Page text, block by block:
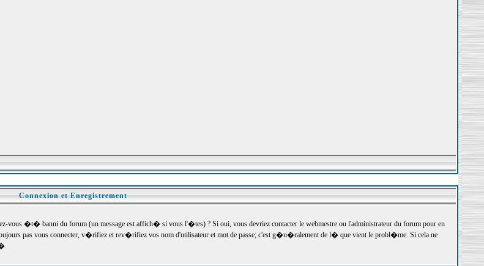
Connexion et Enregistrement
vous �t� banni du forum (un message est affich� si vous l'�tes) ? Si oui, vous devriez contacter le webmestre ou l'administrateur du forum pour en
pas vous connecter, v�rifiez et rev�rifiez vos nom d'utilisateur et mot de passe; c'est g�n�ralement de l� que vient le probl�me. Si cela ne